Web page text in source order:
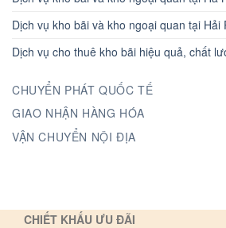
Dịch vụ kho bãi và kho ngoại quan tại Hải
Dịch vụ cho thuê kho bãi hiệu quả, chất
CHUYỂN PHÁT QUỐC TẾ
GIAO NHẬN HÀNG HÓA
VẬN CHUYỂN NỘI ĐỊA
CHIẾT KHẤU ƯU ĐÃI